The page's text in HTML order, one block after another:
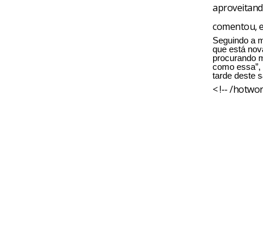
comentou,
Seguindo a
que está
procurando
como
tarde deste
< !-- /